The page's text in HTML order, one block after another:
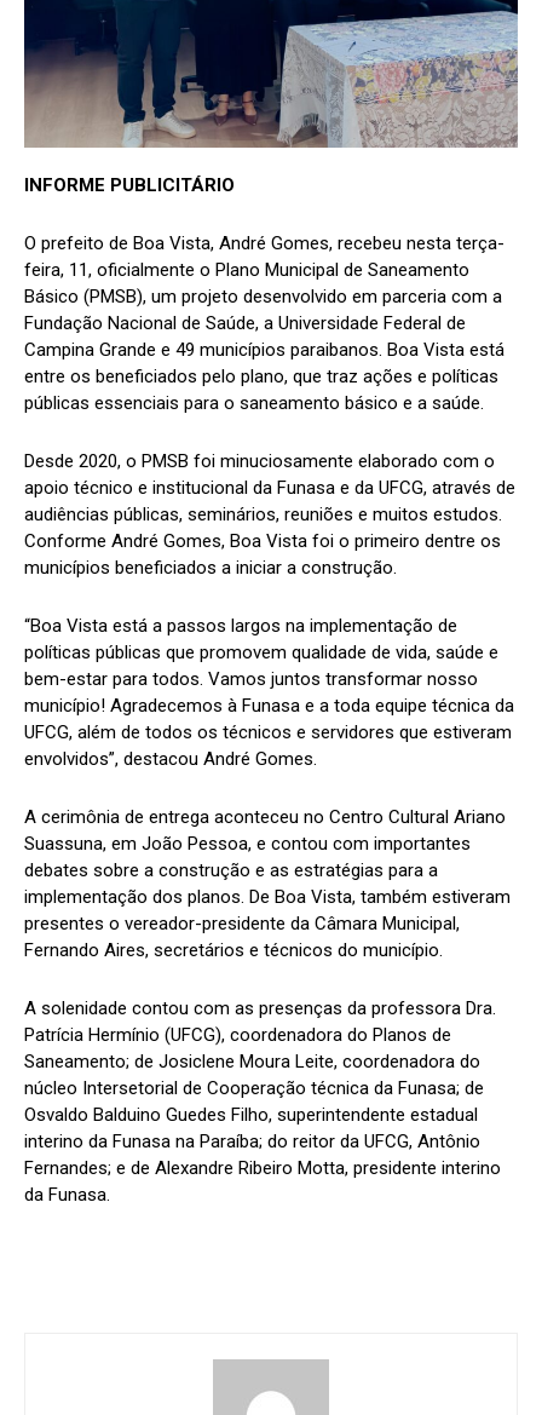
INFORME PUBLICITÁRIO
O prefeito de Boa Vista, André Gomes, recebeu nesta terça-
feira, 11, oficialmente o Plano Municipal de Saneamento
Básico (PMSB), um projeto desenvolvido em parceria com a
Fundação Nacional de Saúde, a Universidade Federal de
Campina Grande e 49 municípios paraibanos. Boa Vista está
entre os beneficiados pelo plano, que traz ações e políticas
públicas essenciais para o saneamento básico e a saúde.
Desde 2020, o PMSB foi minuciosamente elaborado com o
apoio técnico e institucional da Funasa e da UFCG, através de
audiências públicas, seminários, reuniões e muitos estudos.
Conforme André Gomes, Boa Vista foi o primeiro dentre os
municípios beneficiados a iniciar a construção.
“Boa Vista está a passos largos na implementação de
políticas públicas que promovem qualidade de vida, saúde e
bem-estar para todos. Vamos juntos transformar nosso
município! Agradecemos à Funasa e a toda equipe técnica da
UFCG, além de todos os técnicos e servidores que estiveram
envolvidos”, destacou André Gomes.
A cerimônia de entrega aconteceu no Centro Cultural Ariano
Suassuna, em João Pessoa, e contou com importantes
debates sobre a construção e as estratégias para a
implementação dos planos. De Boa Vista, também estiveram
presentes o vereador-presidente da Câmara Municipal,
Fernando Aires, secretários e técnicos do município.
A solenidade contou com as presenças da professora Dra.
Patrícia Hermínio (UFCG), coordenadora do Planos de
Saneamento; de Josiclene Moura Leite, coordenadora do
núcleo Intersetorial de Cooperação técnica da Funasa; de
Osvaldo Balduino Guedes Filho, superintendente estadual
interino da Funasa na Paraíba; do reitor da UFCG, Antônio
Fernandes; e de Alexandre Ribeiro Motta, presidente interino
da Funasa.